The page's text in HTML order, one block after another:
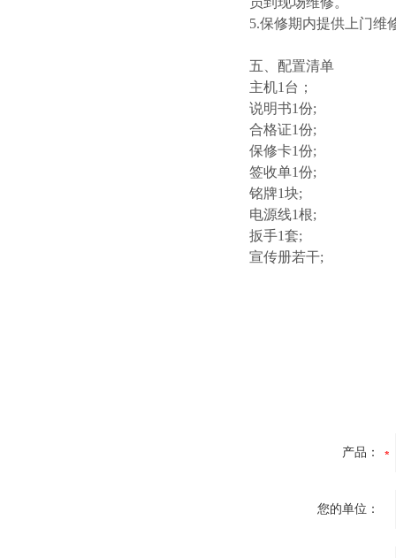
5.保修期内提供上门维
五、配置清单
主机1台；
说明书1份;
合格证1份;
保修卡1份;
签收单1份;
铭牌1块;
电源线1根;
扳手1套;
宣传册若干;
产品：
您的单位：